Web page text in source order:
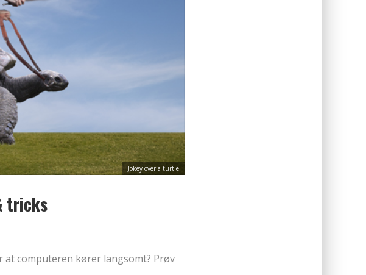
Jokey over a turtle
tricks
computeren kører langsomt? Prøv